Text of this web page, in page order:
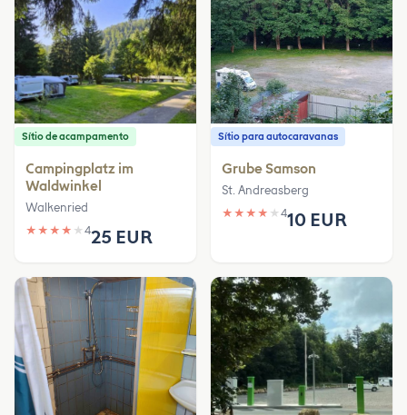
Sítio de acampamento
Campingplatz im
Waldwinkel
Walkenried
★ ★ ★ ★ ★ 425 EUR
Sítio para autocaravanas
Grube Samson
St. Andreasberg
★ ★ ★ ★ ★ 410 EUR